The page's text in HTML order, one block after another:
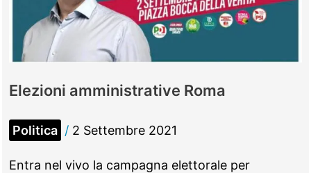
Elezioni amministrative Roma
Politica / 2 Settembre 2021
Entra nel vivo la campagna elettorale per